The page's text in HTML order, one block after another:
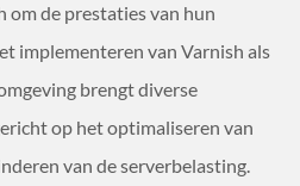
om de prestaties van hun
implementeren van Varnish als
brengt diverse
op het optimaliseren van
van de serverbelasting.